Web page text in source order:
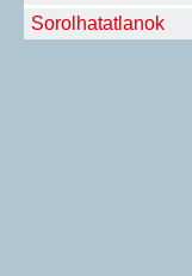
Sorolhatatlanok